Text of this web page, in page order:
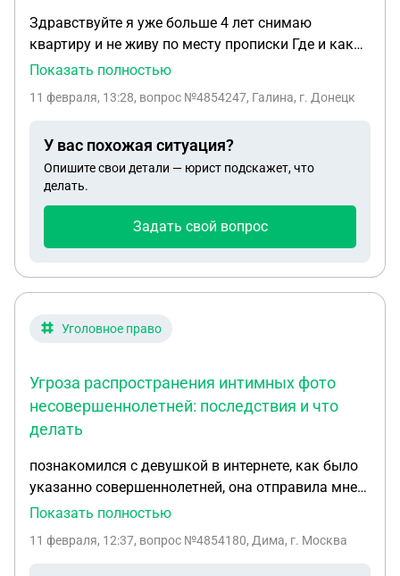
Здравствуйте я уже больше 4 лет снимаю
квартиру и не живу по месту прописки Где и как
мне можно получить справку Чтобы передать в
коммуналку так как у родителей не на все стоят
Показать полностью
11 февраля, 13:28, вопрос №4854247, Галина, г. Донецк
У вас похожая ситуация?
Опишите свои детали — юрист подскажет, что
делать.
Задать свой вопрос
Уголовное право
Угроза распространения интимных фото
несовершеннолетней: последствия и что
делать
познакомился с девушкой в интернете, как было
указанно совершеннолетней, она отправила мне
свои интимные фото, после чего мы поссорились
позже, что если она не скинет еще несколько
Показать полностью
11 февраля, 12:37, вопрос №4854180, Дима, г. Москва